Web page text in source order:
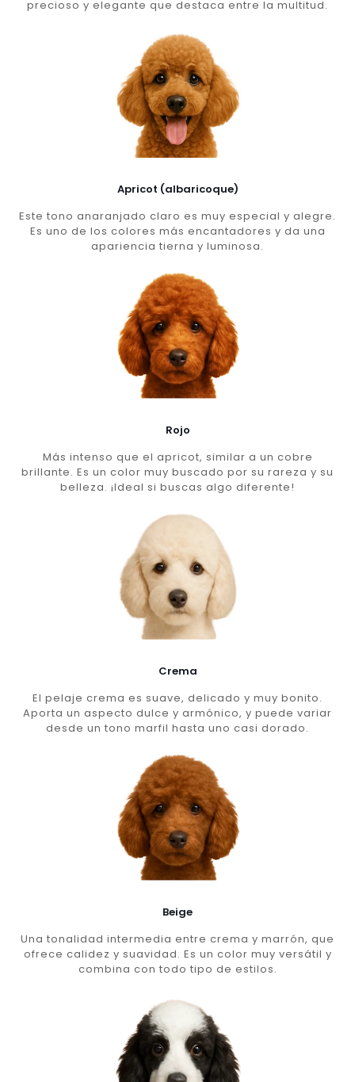
precioso y elegante que destaca entre la multitud.
Apricot (albaricoque)
Este tono anaranjado claro es muy especial y alegre.
Es uno de los colores más encantadores y da una
apariencia tierna y luminosa.
Rojo
Más intenso que el apricot, similar a un cobre
brillante. Es un color muy buscado por su rareza y su
belleza. ¡Ideal si buscas algo diferente!
Crema
El pelaje crema es suave, delicado y muy bonito.
Aporta un aspecto dulce y armónico, y puede variar
desde un tono marfil hasta uno casi dorado.
Beige
Una tonalidad intermedia entre crema y marrón, que
ofrece calidez y suavidad. Es un color muy versátil y
combina con todo tipo de estilos.